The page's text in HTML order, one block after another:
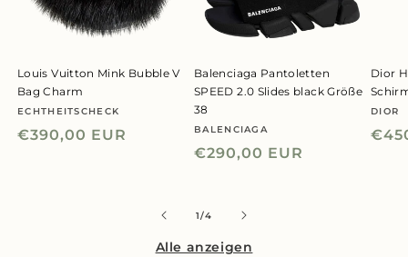
Louis Vuitton Mink Bubble V
Bag Charm
Anbieter:
ECHTHEITSCHECK
Normaler
€390,00 EUR
Balenciaga Pantoletten
SPEED 2.0 Slides black Größe
38
Anbieter:
BALENCIAGA
Normaler
€290,00 EUR
Dior
DIOR
1/von
4
Alle anzeigen